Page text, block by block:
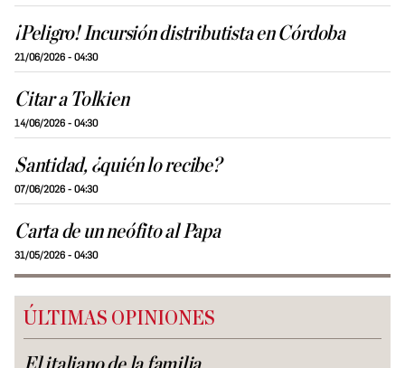
¡Peligro! Incursión distributista en Córdoba
21/06/2026 - 04:30
Citar a Tolkien
14/06/2026 - 04:30
Santidad, ¿quién lo recibe?
07/06/2026 - 04:30
Carta de un neófito al Papa
31/05/2026 - 04:30
ÚLTIMAS OPINIONES